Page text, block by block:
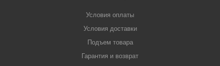
Условия оплаты
Условия доставки
Подъем товара
Гарантия и возврат